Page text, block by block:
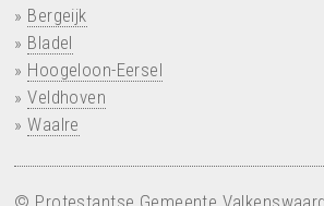
» Bergeijk
» Bladel
» Hoogeloon-Eersel
»Veldhoven
»Waalre